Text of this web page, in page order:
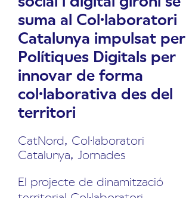
suma al Col·laboratori
Catalunya impulsat per
Polítiques Digitals per
innovar de forma
col·laborativa des del
territori
CatNord, Col·laboratori
Catalunya, Jornades
El projecte de dinamització